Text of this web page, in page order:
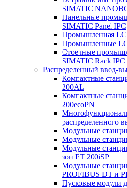
SIMATIC
Панельные
SIMATIC Panel IPC
Промышленная
Промышленные
Стоечные
SIMATIC Rack IPC
Распределенный ввод-
Компактные
200AL
Компактные
200ecoPN
распределенного
Модульные
Модульные
Модульные
зон ET 200iSP
Модульные
PROFIBUS DT и
Пусковые модули